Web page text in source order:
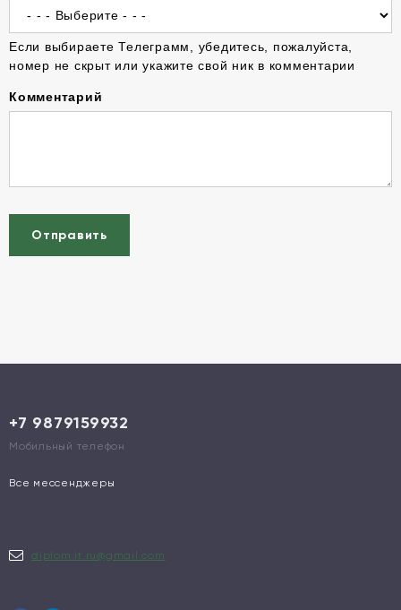
Если выбираете Телеграмм, убедитесь, пожалуйста,
номер не скрыт или укажите свой ник в комментарии
Комментарий
Отправить
+7 9879159932
Мобильный телефон
Все мессенджеры
diplom.it.ru@gmail.com